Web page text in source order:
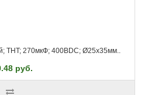
THT; 270мкФ; 400ВDC; Ø25x35мм..
руб.